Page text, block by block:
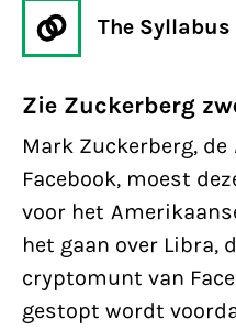
The Syllabus
Zie Zuckerberg
Mark Zuckerberg, de
Facebook, moest
voor het
het gaan over Libra,
cryptomunt van
gestopt wordt